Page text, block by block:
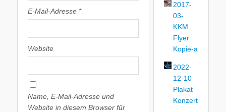
E-Mail-Adresse *
Website
Name, E-Mail-Adresse und
Website in diesem Browser für
2017-
03-
KKM
Flyer
Kopie-a
2022-
12-10
Plakat
Konzert